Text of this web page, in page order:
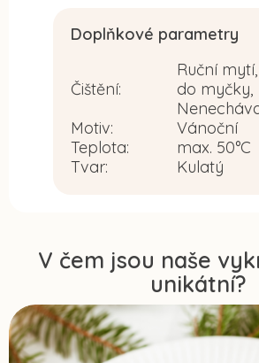
V čem jsou naše
unikátní?
Doplňkové parametry
Čištění:
Ruční
do myčky,
Motiv:
Vánoční
Teplota:
max. 50°C
Tvar: Kulatý